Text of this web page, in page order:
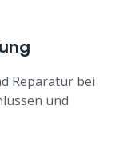
Reparatur bei
und